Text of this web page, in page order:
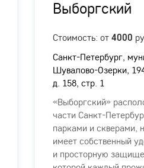
Выборгский
Стоимость: от 4000
Санкт-Петербург,
Шувалово-Озерки,
д. 158, стр. 1
«Выборгский»
части Санкт-
парками и скверами,
имеет собственный
и просторную